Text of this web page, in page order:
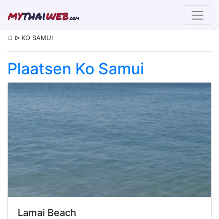
mythaiweb.com
⌂ ᐅ KO SAMUI
Plaatsen Ko Samui
Lamai Beach